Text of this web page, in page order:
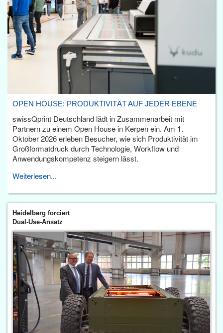
OPEN HOUSE: PRODUKTIVITÄT AUF JEDER EBENE
swissQprint Deutschland lädt in Zusammenarbeit mit
Partnern zu einem Open House in Kerpen ein. Am 1.
Oktober 2026 erleben Besucher, wie sich Produktivität im
Großformatdruck durch Technologie, Workflow und
Anwendungskompetenz steigern lässt.
Weiterlesen...
Heidelberg forciert
Dual-Use-Ansatz